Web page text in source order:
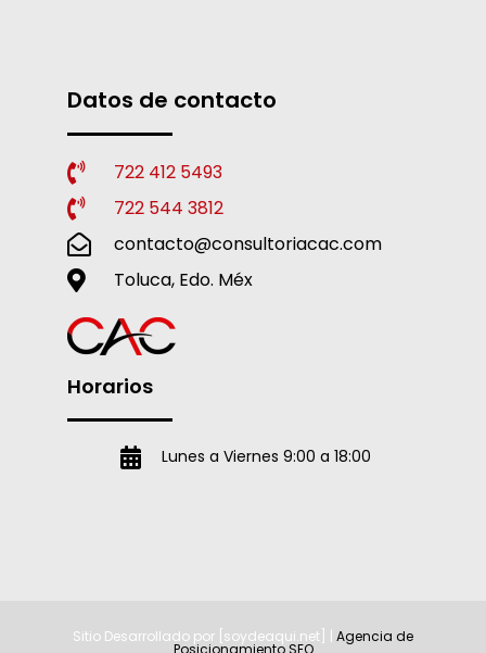
Datos de contacto
722 412 5493
722 544 3812
contacto@consultoriacac.com
Toluca, Edo. Méx
Horarios
Lunes a Viernes 9:00 a 18:00
Sitio Desarrollado por [soydeaqui.net] | Agencia de